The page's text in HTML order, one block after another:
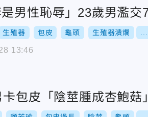
是男性恥辱」23歲男濫
生殖器 包皮 龜頭 生殖器潰爛
13:46
卡包皮「陰莖腫成杏鮑菇